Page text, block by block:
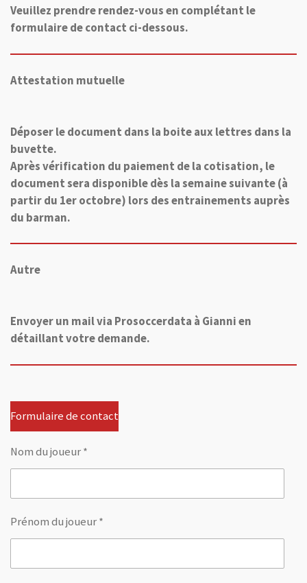
Veuillez prendre rendez-vous en complétant le
formulaire de contact ci-dessous.
Attestation mutuelle
Déposer le document dans la boite aux lettres dans la
buvette.
Après vérification du paiement de la cotisation, le
document sera disponible dès la semaine suivante (à
partir du 1er octobre) lors des entrainements auprès
du barman.
Autre
Envoyer un mail via Prosoccerdata à Gianni en
détaillant votre demande.
Formulaire de contact
Nom du joueur *
Prénom du joueur *